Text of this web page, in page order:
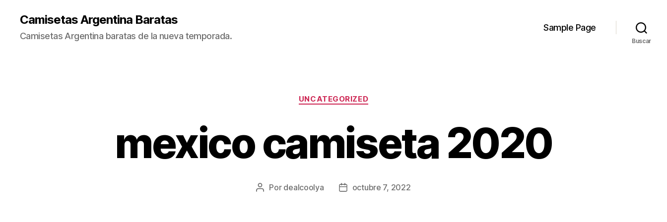
Camisetas Argentina Baratas
Camisetas Argentina baratas de la nueva temporada.
Sample Page
Buscar
Categorías
UNCATEGORIZED
mexico camiseta 2020
Autor
Por dealcoolya
Fechaoctubre 7, 2022